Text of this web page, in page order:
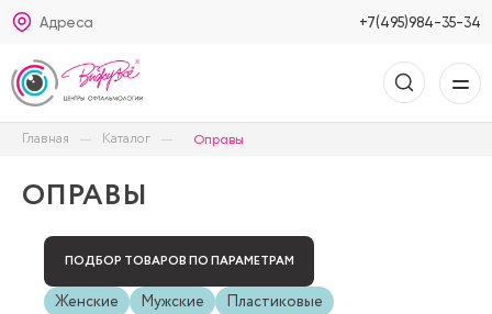
Адреса +7(495)984-35-34
Главная Каталог Оправы
ОПРАВЫ
ПОДБОР ТОВАРОВ ПО ПАРАМЕТРАМ
Женские Мужские
Пластиковые